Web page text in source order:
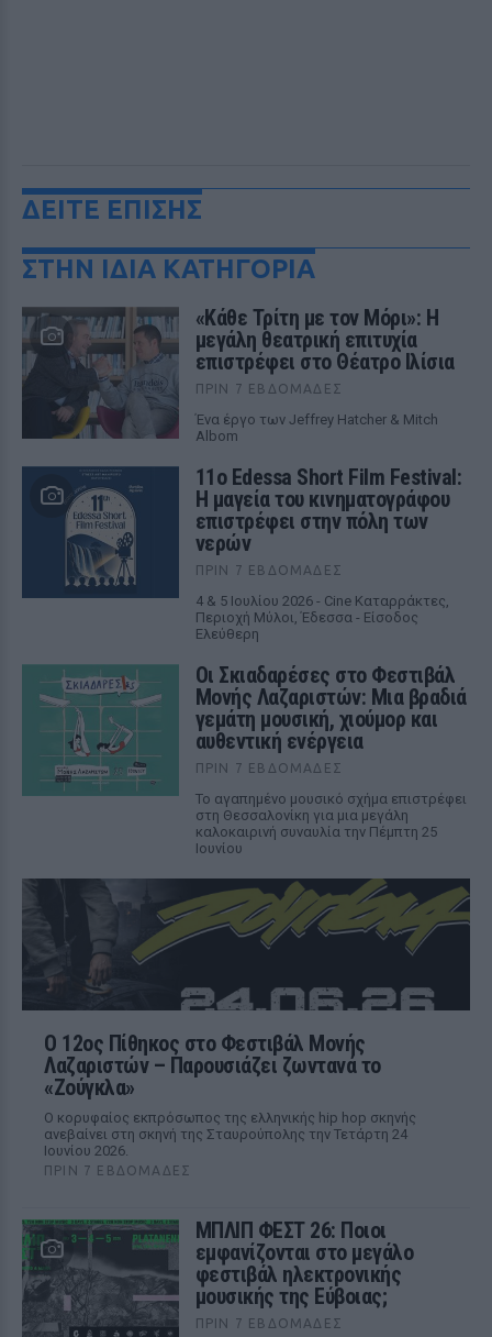
ΔΕΙΤΕ ΕΠΙΣΗΣ
ΣΤΗΝ ΙΔΙΑ ΚΑΤΗΓΟΡΙΑ
«Κάθε Τρίτη με τον Μόρι»: Η
μεγάλη θεατρική επιτυχία
επιστρέφει στο Θέατρο Ιλίσια
ΠΡΙΝ 7 ΕΒΔΟΜΆΔΕΣ
Ένα έργο των Jeffrey Hatcher & Mitch
Albom
11ο Edessa Short Film Festival:
Η μαγεία του κινηματογράφου
επιστρέφει στην πόλη των
νερών
ΠΡΙΝ 7 ΕΒΔΟΜΆΔΕΣ
4 & 5 Ιουλίου 2026 - Cine Καταρράκτες,
Περιοχή Μύλοι, Έδεσσα - Είσοδος
Ελεύθερη
Οι Σκιαδαρέσες στο Φεστιβάλ
Μονής Λαζαριστών: Μια βραδιά
γεμάτη μουσική, χιούμορ και
αυθεντική ενέργεια
ΠΡΙΝ 7 ΕΒΔΟΜΆΔΕΣ
Το αγαπημένο μουσικό σχήμα επιστρέφει
στη Θεσσαλονίκη για μια μεγάλη
καλοκαιρινή συναυλία την Πέμπτη 25
Ιουνίου
Ο 12ος Πίθηκος στο Φεστιβάλ Μονής
Λαζαριστών – Παρουσιάζει ζωντανά το
«Ζούγκλα»
Ο κορυφαίος εκπρόσωπος της ελληνικής hip hop σκηνής
ανεβαίνει στη σκηνή της Σταυρούπολης την Τετάρτη 24
Ιουνίου 2026.
ΠΡΙΝ 7 ΕΒΔΟΜΆΔΕΣ
ΜΠΛΙΠ ΦΕΣΤ 26: Ποιοι
εμφανίζονται στο μεγάλο
φεστιβάλ ηλεκτρονικής
μουσικής της Εύβοιας;
ΠΡΙΝ 7 ΕΒΔΟΜΆΔΕΣ